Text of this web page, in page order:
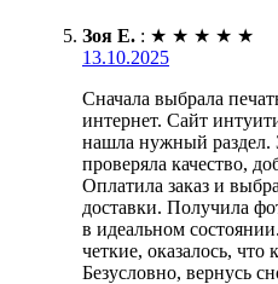
Зоя Е. : ★ ★ ★ ★ ★
13.10.2025
Сначала выбрала
интернет. Сайт
нашла нужный раздел.
проверяла качество,
Оплатила заказ и
доставки. Получила
в идеальном
четкие, оказалось, что
Безусловно, вернусь